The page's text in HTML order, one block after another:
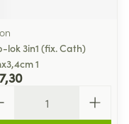
lok 3in1 (fix. Cath)
1